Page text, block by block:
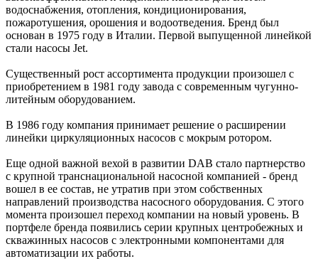
водоснабжения, отопления, кондиционирования,
пожаротушения, орошения и водоотведения. Бренд был
основан в 1975 году в Италии. Первой выпущенной линейкой
стали насосы Jet.
Существенный рост ассортимента продукции произошел с
приобретением в 1981 году завода с современным чугунно-
литейным оборудованием.
В 1986 году компания принимает решение о расширении
линейки циркуляционных насосов с мокрым ротором.
Еще одной важной вехой в развитии DAB стало партнерство
с крупной транснациональной насосной компанией - бренд
вошел в ее состав, не утратив при этом собственных
направлений производства насосного оборудования. С этого
момента произошел переход компании на новый уровень. В
портфеле бренда появились серии крупных центробежных и
скважинных насосов с электронными компонентами для
автоматизации их работы.